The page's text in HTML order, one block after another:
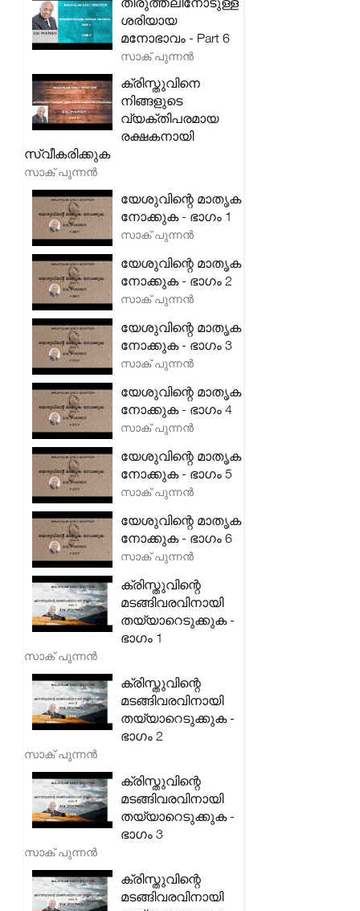
ശരിയായ
മനോഭാവം - Part 6
സാക് പുന്നൻ
ക്രിസ്തുവിനെ
നിങ്ങളുടെ
വ്യക്തിപരമായ
രക്ഷകനായി
സ്വീകരിക്കുക
സാക് പുന്നൻ
യേശുവിന്റെ മാതൃക
നോക്കുക - ഭാഗം 1
സാക് പുന്നൻ
യേശുവിന്റെ മാതൃക
നോക്കുക - ഭാഗം 2
സാക് പുന്നൻ
യേശുവിന്റെ മാതൃക
നോക്കുക - ഭാഗം 3
സാക് പുന്നൻ
യേശുവിന്റെ മാതൃക
നോക്കുക - ഭാഗം 4
സാക് പുന്നൻ
യേശുവിന്റെ മാതൃക
നോക്കുക - ഭാഗം 5
സാക് പുന്നൻ
യേശുവിന്റെ മാതൃക
നോക്കുക - ഭാഗം 6
സാക് പുന്നൻ
ക്രിസ്തുവിന്റെ
മടങ്ങിവരവിനായി
തയ്യാറെടുക്കുക -
ഭാഗം 1
സാക് പുന്നൻ
ക്രിസ്തുവിന്റെ
മടങ്ങിവരവിനായി
തയ്യാറെടുക്കുക -
ഭാഗം 2
സാക് പുന്നൻ
ക്രിസ്തുവിന്റെ
മടങ്ങിവരവിനായി
തയ്യാറെടുക്കുക -
ഭാഗം 3
സാക് പുന്നൻ
ക്രിസ്തുവിന്റെ
മടങ്ങിവരവിനായി